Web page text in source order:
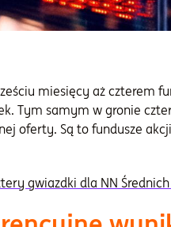
miesięcy aż czterem
Tym samym w gronie
oferty. Są to fundusze
gwiazdki dla NN Średnich